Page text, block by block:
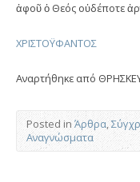
ἀφοῦ ὁ Θεός οὐδέποτε
ΧΡΙΣΤΟΫΦΑΝΤΟΣ
Αναρτήθηκε από
Posted in Άρθρα,
Αναγνώσματα